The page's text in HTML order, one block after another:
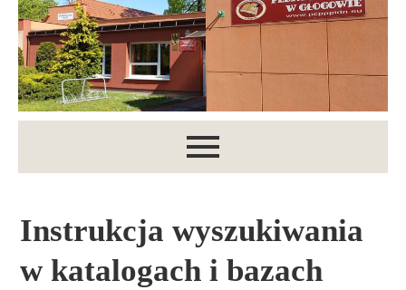
Instrukcja wyszukiwania
w katalogach i bazach